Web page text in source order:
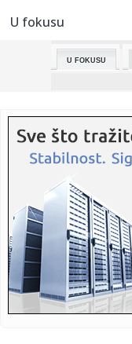
00:01:
00:00:
Stanković
23:55:ZAKUVALO
ZVEZDE: Umalo
23:49:Valensija
23:47:Oprez!
23:41:Vojvodina
U fokusu
U FOKUSU